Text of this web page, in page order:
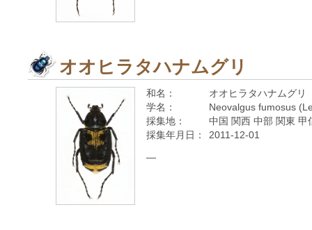
オオヒラタハナムグリ
和名：
オオヒラタハナムグリ
学名：
Neovalgus fumosus
採集地：
中国 関西 中部 関東
採集年月日：
2011-12-01
—